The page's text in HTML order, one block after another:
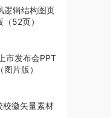
逻辑结构图页
52页）
市发布会PPT
片版）
徽矢量素材